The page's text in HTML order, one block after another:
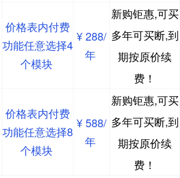
价格表内付费
功能任意选择4
个模块
¥ 288/
年
新购钜惠,可买
多年可买断,到
期按原价续
费！
价格表内付费
功能任意选择8
个模块
¥ 588/
年
新购钜惠,可买
多年可买断,到
期按原价续
费！